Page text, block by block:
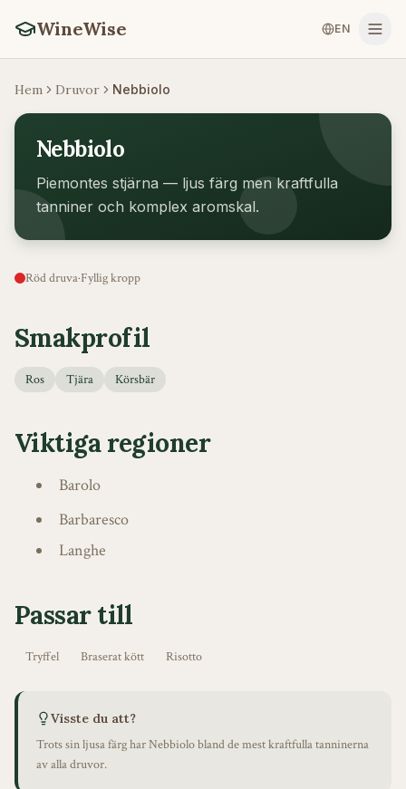
WineWise EN
Hem Druvor Nebbiolo
Nebbiolo
Piemontes stjärna — ljus färg men kraftfulla
tanniner och komplex aromskal.
Röd druva·Fylligkropp
Smakprofil
Ros Tjära Körsbär
Viktiga regioner
Barolo
Barbaresco
Langhe
Passar till
Tryffel Braserat kött Risotto
Visste du att?
Trots sin ljusa färg har Nebbiolo bland de mest kraftfulla tanninerna
av alla druvor.